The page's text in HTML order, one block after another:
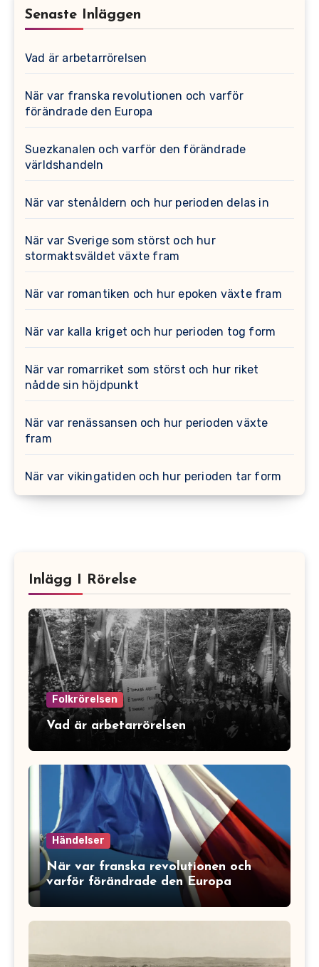
Senaste Inläggen
Vad är arbetarrörelsen
När var franska revolutionen och varför
förändrade den Europa
Suezkanalen och varför den förändrade
världshandeln
När var stenåldern och hur perioden delas in
När var Sverige som störst och hur
stormaktsväldet växte fram
När var romantiken och hur epoken växte fram
När var kalla kriget och hur perioden tog form
När var romarriket som störst och hur riket
nådde sin höjdpunkt
När var renässansen och hur perioden växte
fram
När var vikingatiden och hur perioden tar form
Inlägg I Rörelse
Folkrörelsen
Vad är arbetarrörelsen
Händelser
När var franska revolutionen och
varför förändrade den Europa